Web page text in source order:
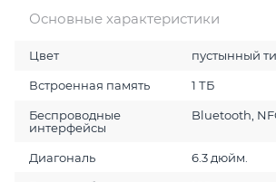
Основные характеристики
Цвет пустынный
Встроенная память 1 ТБ
Беспроводные
интерфейсы
Bluetooth,
Диагональ 6.3 дюйм.